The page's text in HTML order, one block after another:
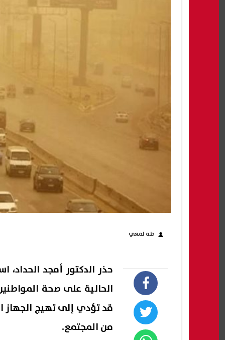
طه لمعي
حذر الدكتور أمجد الحداد،
الحالية على صحة
قد تؤدي إلى تهيج
من المجتمع.